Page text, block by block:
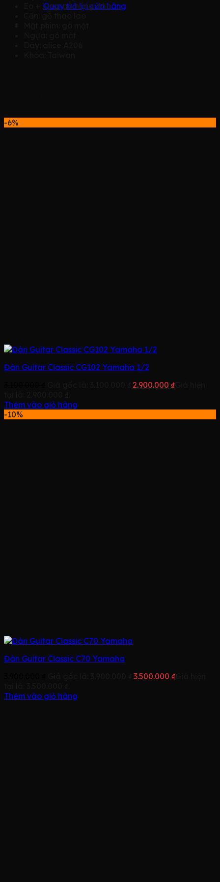
Quay trở lại cửa hàng
Eo + lưng:gỗ hồng đào
-6%
Đàn Guitar Classic CG102 Yamaha 1/2
2.900.000 ₫
Thêm vào giỏ hàng
-10%
Đàn Guitar Classic C70 Yamaha
3.500.000 ₫
Thêm vào giỏ hàng